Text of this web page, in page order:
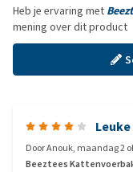
Heb je ervaring met
mening over dit product
DoorAnouk, maandag 2
Beeztees